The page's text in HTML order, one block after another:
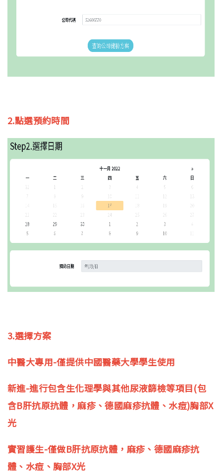
2.點選預約時間
3.選擇方案
中醫大專用-僅提供中國醫藥大學學生使用
新進-進行包含生化理學與其他尿液篩檢等項目(包
含B肝抗原抗體，麻疹、德國麻疹抗體、水痘)胸部X
光
實習護生-僅做B肝抗原抗體，麻疹、德國麻疹抗
體、水痘、胸部X光